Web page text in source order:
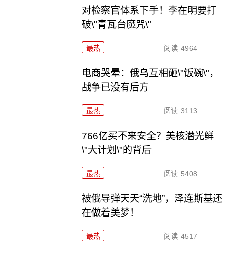
对检察官体系下手！李在明要打
破\"青瓦台魔咒\"
最热 阅读 4964
电商哭晕：俄乌互相砸\"饭碗\"，
战争已没有后方
最热 阅读 3113
766亿买不来安全？美核潜光鲜
\"大计划\"的背后
最热 阅读 5408
被俄导弹天天“洗地”，泽连斯基还
在做着美梦！
最热 阅读 4517